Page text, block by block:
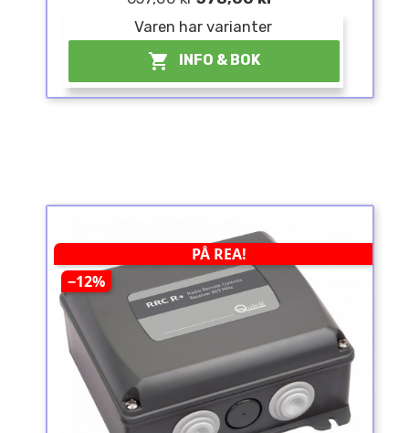
Varen har varianter
 INFO & BOK
PÅ REA!
−12%